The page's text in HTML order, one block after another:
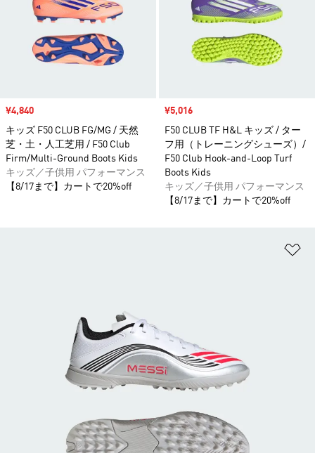
セール価格
¥4,840
キッズ F50 CLUB FG/MG / 天然
芝・土・人工芝用 / F50 Club
Firm/Multi-Ground Boots Kids
キッズ／子供用 パフォーマンス
【8/17まで】カートで20%off
セール価格
¥5,016
F50 CLUB TF H&L キッズ / ター
フ用（トレーニングシューズ）/
F50 Club Hook-and-Loop Turf
Boots Kids
キッズ／子供用 パフォーマンス
【8/17まで】カートで20%off